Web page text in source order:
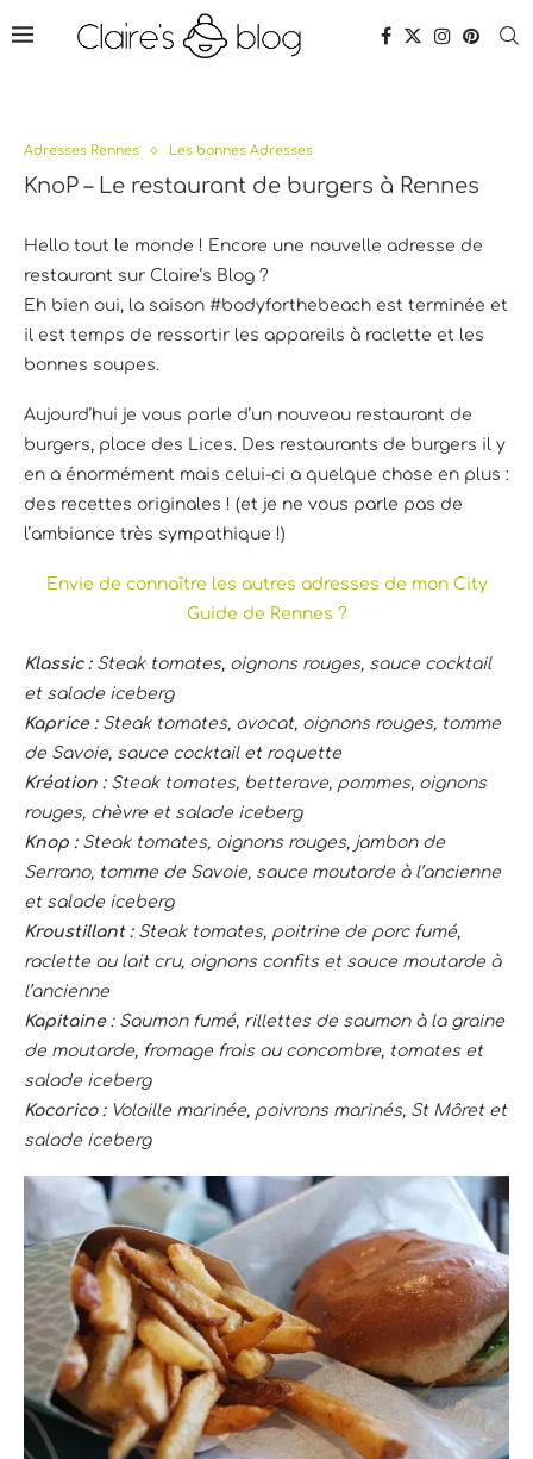
Adresses Rennes Les bonnes Adresses
KnoP – Le restaurant de burgers à Rennes
Hello tout le monde ! Encore une nouvelle adresse de
restaurant sur Claire’s Blog ?
Eh bien oui, la saison #bodyforthebeach est terminée et
il est temps de ressortir les appareils à raclette et les
bonnes soupes.
Aujourd’hui je vous parle d’un nouveau restaurant de
burgers, place des Lices. Des restaurants de burgers il y
en a énormément mais celui-ci a quelque chose en plus :
des recettes originales ! (et je ne vous parle pas de
l’ambiance très sympathique !)
Envie de connaître les autres adresses de mon City
Guide de Rennes ?
Klassic : Steak tomates, oignons rouges, sauce cocktail
et salade iceberg
Kaprice : Steak tomates, avocat, oignons rouges, tomme
de Savoie, sauce cocktail et roquette
Kréation : Steak tomates, betterave, pommes, oignons
rouges, chèvre et salade iceberg
Knop : Steak tomates, oignons rouges, jambon de
Serrano, tomme de Savoie, sauce moutarde à l’ancienne
et salade iceberg
Kroustillant : Steak tomates, poitrine de porc fumé,
raclette au lait cru, oignons confits et sauce moutarde à
l’ancienne
Kapitaine: Saumon fumé, rillettes de saumon à la graine
de moutarde, fromage frais au concombre, tomates et
salade iceberg
Kocorico : Volaille marinée, poivrons marinés, St Môret et
salade iceberg